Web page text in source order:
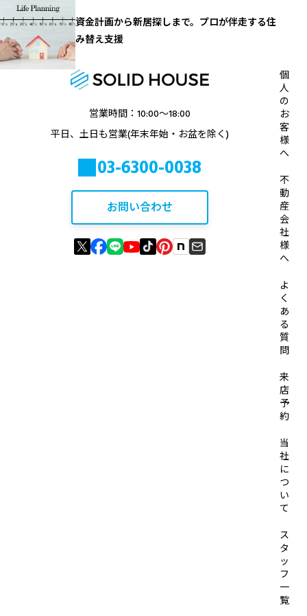
資金計画から新居探しまで。プロが伴走する住
み替え支援
営業時間：10:00〜18:00
平日、土日も営業(年末年始・お盆を除く)
03-6300-0038
お問い合わせ
個
人
の
お
客
様
へ
不
動
産
会
社
様
へ
よ
く
あ
る
質
問
来
店
予
約
当
社
に
つ
い
て
ス
タ
ッ
フ
一
覧